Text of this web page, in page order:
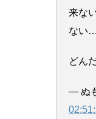
来な
ない…
どん
— ぬ